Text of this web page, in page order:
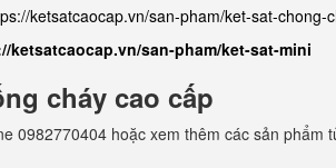
ketsatcaocap.vn/san-pham/ket-sat-chong-
ketsatcaocap.vn/san-pham/ket-sat-mini
cháy cao cấp
0982770404 hoặc xem thêm các sản phẩm